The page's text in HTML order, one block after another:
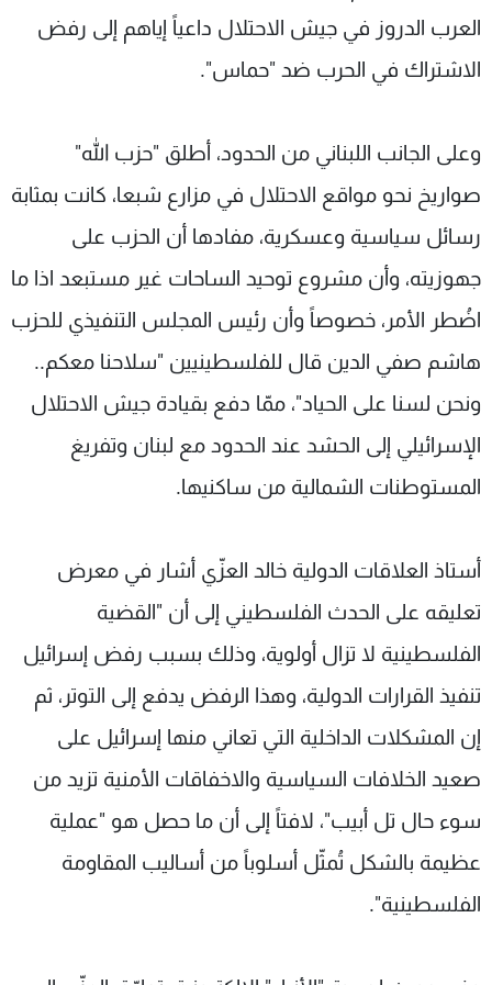
العرب الدروز في جيش الاحتلال داعياً إياهم إلى رفض
الاشتراك في الحرب ضد "حماس".
وعلى الجانب اللبناني من الحدود، أطلق "حزب الله"
صواريخ نحو مواقع الاحتلال في مزارع شبعا، كانت بمثابة
رسائل سياسية وعسكرية، مفادها أن الحزب على
جهوزيته، وأن مشروع توحيد الساحات غير مستبعد اذا ما
اضُطر الأمر، خصوصاً وأن رئيس المجلس التنفيذي للحزب
هاشم صفي الدين قال للفلسطينيين "سلاحنا معكم..
ونحن لسنا على الحياد"، ممّا دفع بقيادة جيش الاحتلال
الإسرائيلي إلى الحشد عند الحدود مع لبنان وتفريغ
المستوطنات الشمالية من ساكنيها.
أستاذ العلاقات الدولية خالد العزّي أشار في معرض
تعليقه على الحدث الفلسطيني إلى أن "القضية
الفلسطينية لا تزال أولوية، وذلك بسبب رفض إسرائيل
تنفيذ القرارات الدولية، وهذا الرفض يدفع إلى التوتر، ثم
إن المشكلات الداخلية التي تعاني منها إسرائيل على
صعيد الخلافات السياسية والاخفاقات الأمنية تزيد من
سوء حال تل أبيب"، لافتاً إلى أن ما حصل هو "عملية
عظيمة بالشكل تُمثّل أسلوباً من أساليب المقاومة
الفلسطينية".